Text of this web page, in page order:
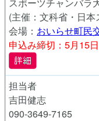
(主催：文科省・日
会場： おいらせ町民
申込み締切：5月15日
担当者
吉田健志
090-3649-7165